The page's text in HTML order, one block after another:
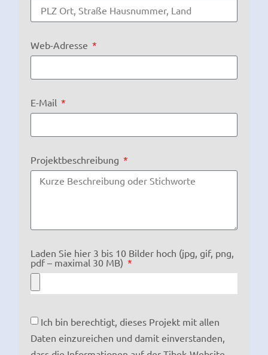
Web-Adresse
E-Mail
Projektbeschreibung
Laden Sie hier 3 bis 10 Bilder hoch (jpg, gif, png,
pdf – maximal 30 MB)
Ich bin berechtigt, dieses Projekt mit allen
Daten einzureichen und damit einverstanden,